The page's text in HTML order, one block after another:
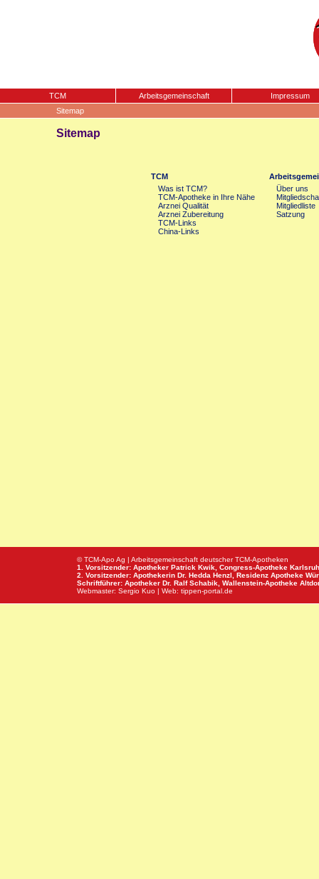
TCM Arbeitsgemeinschaft
Impressum
Sitemap
Sitemap
TCM
Was ist TCM?
TCM-Apotheke in Ihre Nähe
Arznei Qualität
Arznei Zubereitung
TCM-Links
China-Links
Über uns
Mitgliedliste
Satzung
© TCM-Apo Ag | Arbeitsgemeinschaft deutscher TCM-Apotheken
1. Vorsitzender: Apotheker Patrick Kwik, Congress-Apotheke
2. Vorsitzender: Apothekerin Dr. Hedda Henzl, Residenz Apotheke
Schriftführer: Apotheker Dr. Ralf Schabik, Wallenstein-Apotheke
Webmaster: Sergio Kuo | Web: tippen-portal.de